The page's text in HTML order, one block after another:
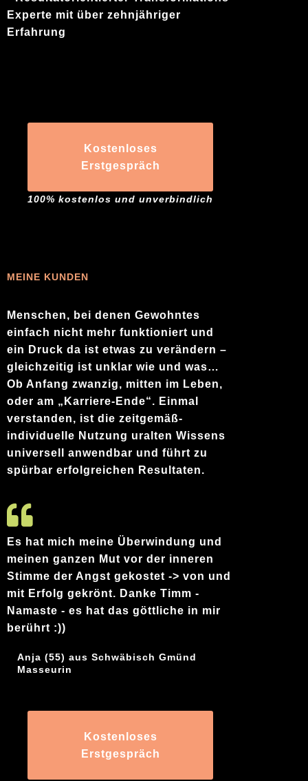
Experte mit über zehnjähriger
Erfahrung
Kostenloses
Erstgespräch
100% kostenlos und unverbindlich
MEINE KUNDEN
Menschen, bei denen Gewohntes
einfach nicht mehr funktioniert und
ein Druck da ist etwas zu verändern –
gleichzeitig ist unklar wie und was…
Ob Anfang zwanzig, mitten im Leben,
oder am „Karriere-Ende“. Einmal
verstanden, ist die zeitgemäß-
individuelle Nutzung uralten Wissens
universell anwendbar und führt zu
spürbar erfolgreichen Resultaten.
Es hat mich meine Überwindung und
meinen ganzen Mut vor der inneren
Stimme der Angst gekostet -> von und
mit Erfolg gekrönt. Danke Timm -
Namaste - es hat das göttliche in mir
berührt :))
Anja (55) aus Schwäbisch Gmünd
Masseurin
Kostenloses
Erstgespräch